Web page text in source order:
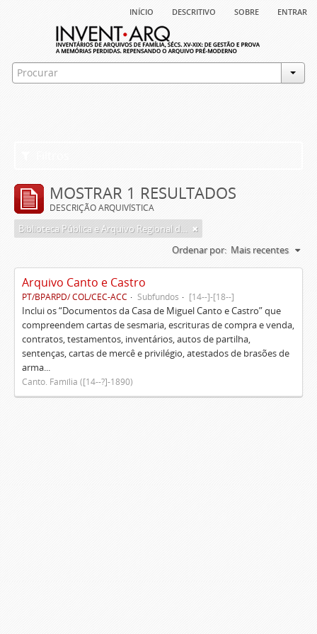
início descritivo sobre entrar
MOSTRAR 1 RESULTADOS
DESCRIÇÃO ARQUIVÍSTICA
Biblioteca Pública e Arquivo Regional de Ponta Delgada
Ordenar por: Mais recentes
Arquivo Canto e Castro
PT/BPARPD/ COL/CEC-ACC Subfundos [14--]-[18--]
Inclui os “Documentos da Casa de Miguel Canto e Castro” que
compreendem cartas de sesmaria, escrituras de compra e venda,
contratos, testamentos, inventários, autos de partilha,
sentenças, cartas de mercê e privilégio, atestados de brasões de
arma...
Canto. Família ([14--?]-1890)